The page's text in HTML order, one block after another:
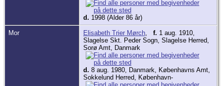
d. 1998 (Alder 86 år)
Mor Elisabeth Trier Mørch, f. 1 aug. 1910,
Slagelse Skt. Peder Sogn, Slagelse Herred,
Sorø Amt, Danmark
d. 8 aug. 1980, Danmark, Københavns Amt,
Sokkelund Herred, København-